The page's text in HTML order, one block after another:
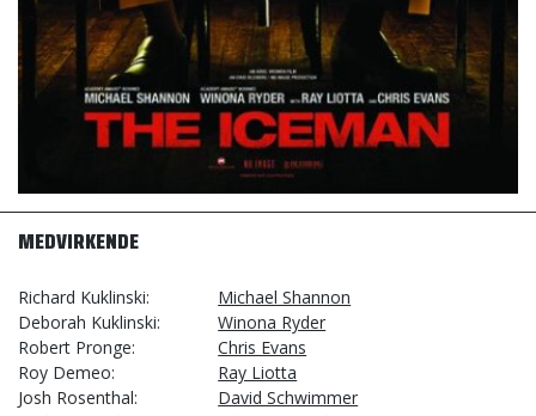
MEDVIRKENDE
Richard Kuklinski
Michael Shannon
Deborah Kuklinski
Winona Ryder
Robert Pronge
Chris Evans
Roy Demeo
Ray Liotta
Josh Rosenthal
David Schwimmer